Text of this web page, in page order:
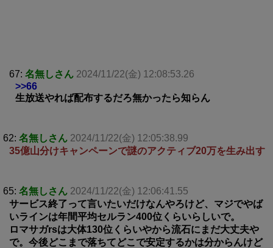
67: 名無しさん 2024/11/22(金) 12:08:53.26
>>66
生放送やれば配布するだろ無かったら知らん
62: 名無しさん 2024/11/22(金) 12:05:38.99
35億山分けキャンペーンで謎のアクティブ20万を生み出す
65: 名無しさん 2024/11/22(金) 12:06:41.55
サービス終了って言いたいだけなんやろけど、マジでやば
いラインは年間平均セルラン400位くらいらしいで。
ロマサガrsは大体130位くらいやから流石にまだ大丈夫や
で。今後どこまで落ちてどこで安定するかは分からんけど